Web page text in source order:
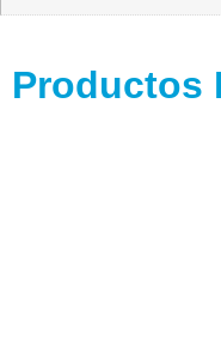
Productos